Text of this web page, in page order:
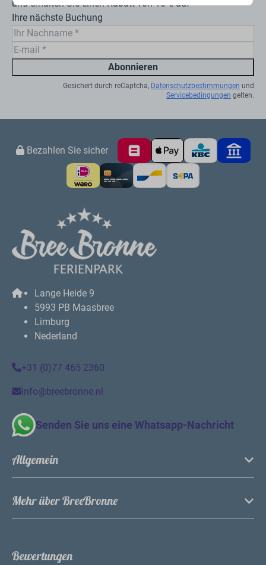
und erhalten Sie einen Rabatt von 10 € auf
Ihre nächste Buchung
Abonnieren
Gesichert durch reCaptcha, Datenschutzbestimmungen und
Servicebedingungen gelten.
Bezahlen Sie sicher
Lange Heide 9
5993 PB Maasbree
Limburg
Nederland
+31 (0)77 465 2360
info@breebronne.nl
Senden Sie uns eine Whatsapp-Nachricht
Allgemein
Mehr über BreeBronne
Bewertungen